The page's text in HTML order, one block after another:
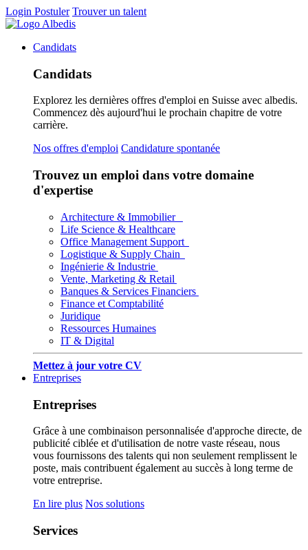
Login Postuler Trouver un talent
Candidats
Candidats
Explorez les dernières offres d'emploi en Suisse avec albedis.
Commencez dès aujourd'hui le prochain chapitre de votre
carrière.
Nos offres d'emploi Candidature spontanée
Trouvez un emploi dans votre domaine
d'expertise
Architecture & Immobilier
Life Science & Healthcare
Office Management Support
Logistique & Supply Chain
Ingénierie & Industrie
Vente, Marketing & Retail
Banques & Services Financiers
Finance et Comptabilité
Juridique
Ressources Humaines
IT & Digital
Mettez à jour votre CV
Entreprises
Entreprises
Grâce à une combinaison personnalisée d'approche directe, de
publicité ciblée et d'utilisation de notre vaste réseau, nous
vous fournissons des talents qui non seulement remplissent le
poste, mais contribuent également au succès à long terme de
votre entreprise.
En lire plus Nos solutions
Services